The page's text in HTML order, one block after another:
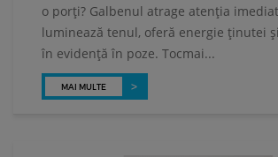
o porți? Galbenul atrage atenția
luminează tenul, oferă energie ținutei
în evidență în poze. Tocmai...
MAI MULTE